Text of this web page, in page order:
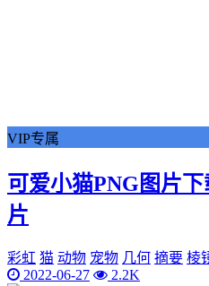
VIP专属
可爱小猫PNG图片
片
彩虹 猫 动物 宠物 几何 摘要 棱
2022-06-27
2.2K